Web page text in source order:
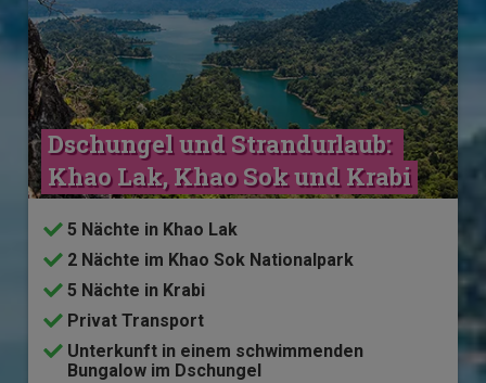
Dschungel und Strandurlaub:
Khao Lak, Khao Sok und Krabi
5 Nächte in Khao Lak
2 Nächte im Khao Sok Nationalpark
5 Nächte in Krabi
Privat Transport
Unterkunft in einem schwimmenden
Bungalow im Dschungel